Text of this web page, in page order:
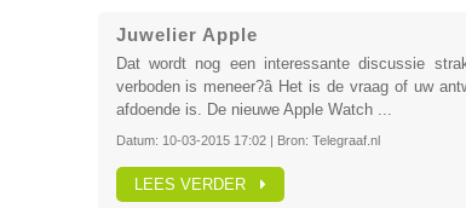
Juwelier Apple
Dat wordt nog een interessante discussie
verboden is meneer?â Het is de vraag of uw
afdoende is. De nieuwe Apple Watch ...
Datum: 10-03-2015 17:02| Bron: Telegraaf.nl
LEES VERDER